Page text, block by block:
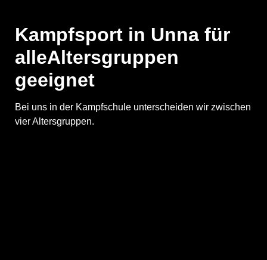
Kampfsport in Unna für
alleAltersgruppen
geeignet
Bei uns in der Kampfschule unterscheiden wir zwischen
vier Altersgruppen.